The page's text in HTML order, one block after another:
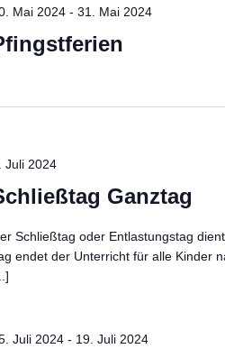
Mai 2024 -31. Mai 2024
Ganztag
Juli 2024
Schließtag oder Entlastungstag
endet der Unterricht für alle Kinder
Juli 2024 - 19. Juli 2024